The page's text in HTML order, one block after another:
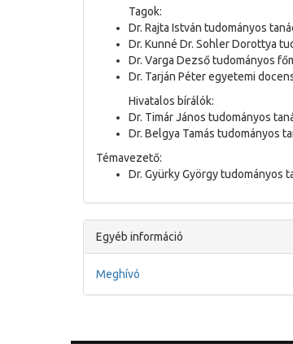
Tagok:
Dr. Rajta István tudományos
Dr. Kunné Dr. Sohler Dorottya
Dr. Varga Dezső tudományos
Dr. Tarján Péter egyetemi
Hivatalos bírálók:
Dr. Timár János tudományos
Dr. Belgya Tamás tudományos
Témavezető:
Dr. Gyürky György tudományos
Egyéb információ
Meghívó